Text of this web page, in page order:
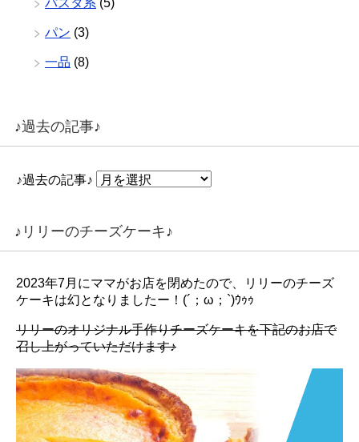
パスタ系 (5)
パン (3)
一品 (8)
♪過去の記事♪
♪過去の記事♪
♪リリーのチーズケーキ♪
2023年7月にママがお店を閉めたので、リリーのチーズ
ケーキは幻となりましたー！(´；ω；`)ｳｩｩ
リリーのオリジナル手作りチーズケーキを下記のお店で
召し上がっていただけます♪